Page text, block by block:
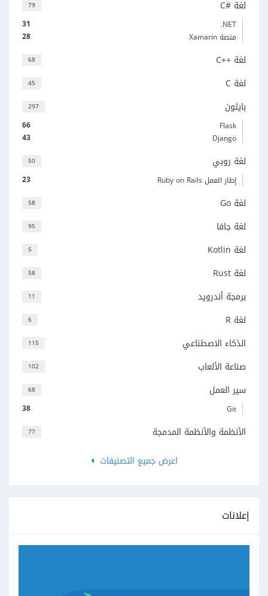
79 لغة C#‎
31
‎.NET
28
منصة Xamarin
68 لغة C++‎
45 لغة C
297 بايثون
66
Flask
43
Django
50 لغة روبي
23 إطار العمل Ruby on Rails
58 لغة Go
95 لغة جافا
5 لغة Kotlin
58 لغة Rust
11 برمجة أندرويد
6 لغة R
115 الذكاء الاصطناعي
102 صناعة الألعاب
68 سير العمل
38 Git
77
الأنظمة والأنظمة المدمجة
اعرض جميع التصنيفات
إعلانات